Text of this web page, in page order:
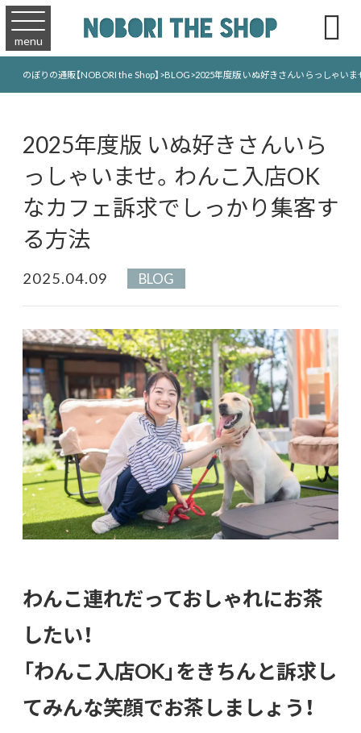
menu 
のぼりの通販【NOBORI the Shop】>BLOG>2025年度版 いぬ好きさんいらっしゃい
2025年度版 いぬ好きさんいら
っしゃいませ。わんこ入店OK
なカフェ訴求でしっかり集客す
る方法
2025.04.09 BLOG
わんこ連れだっておしゃれにお茶
したい！
「わんこ入店OK」をきちんと訴求し
てみんな笑顔でお茶しましょう！